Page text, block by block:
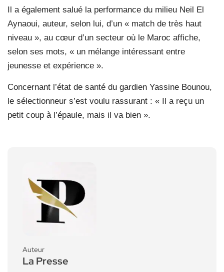
Il a également salué la performance du milieu Neil El
Aynaoui, auteur, selon lui, d’un « match de très haut
niveau », au cœur d’un secteur où le Maroc affiche,
selon ses mots, « un mélange intéressant entre
jeunesse et expérience ».
Concernant l’état de santé du gardien Yassine Bounou,
le sélectionneur s’est voulu rassurant : « Il a reçu un
petit coup à l’épaule, mais il va bien ».
Auteur
La Presse